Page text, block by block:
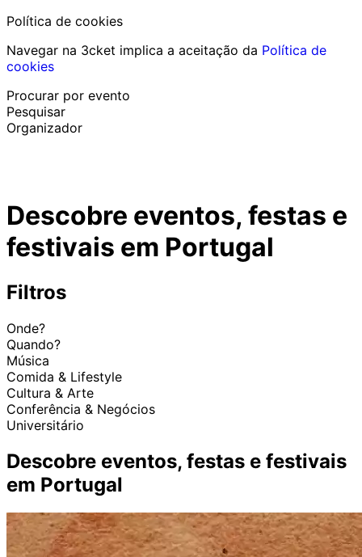
Política de cookies
Navegar na 3cket implica a aceitação da Política de
cookies
Procurar por evento
Pesquisar
Organizador
Ajuda ao participantePerdi o meu bilhete
Login Promover evento
Descobre eventos, festas e
festivais em Portugal
Filtros
Onde?
Quando?
Música
Comida & Lifestyle
Cultura & Arte
Conferência & Negócios
Universitário
Descobre eventos, festas e festivais
em Portugal